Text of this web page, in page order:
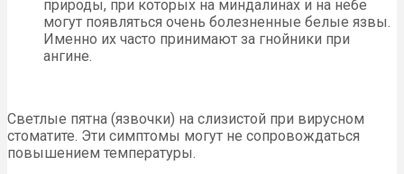
природы, при которых на миндалинах и на небе
могут появляться очень болезненные белые язвы.
Именно их часто принимают за гнойники при
ангине.
Светлые пятна (язвочки) на слизистой при вирусном
стоматите. Эти симптомы могут не сопровождаться
повышением температуры.